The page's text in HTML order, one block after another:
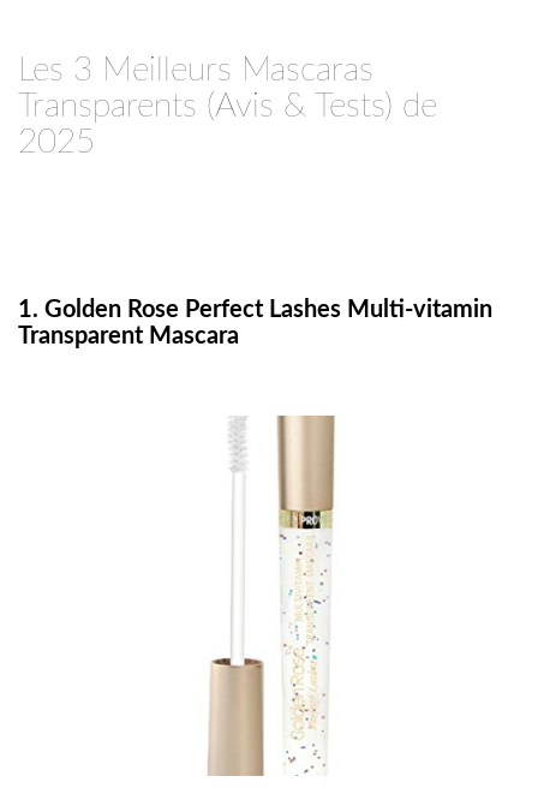
Les 3 Meilleurs Mascaras
Transparents (Avis & Tests) de
2025
1. Golden Rose Perfect Lashes Multi-vitamin
Transparent Mascara